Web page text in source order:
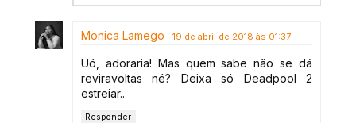
Monica Lamego 19 de abril de 2018 às 01:37
Uó, adoraria! Mas quem sabe não se dá
reviravoltas né? Deixa só Deadpool 2
estreiar..
Responder